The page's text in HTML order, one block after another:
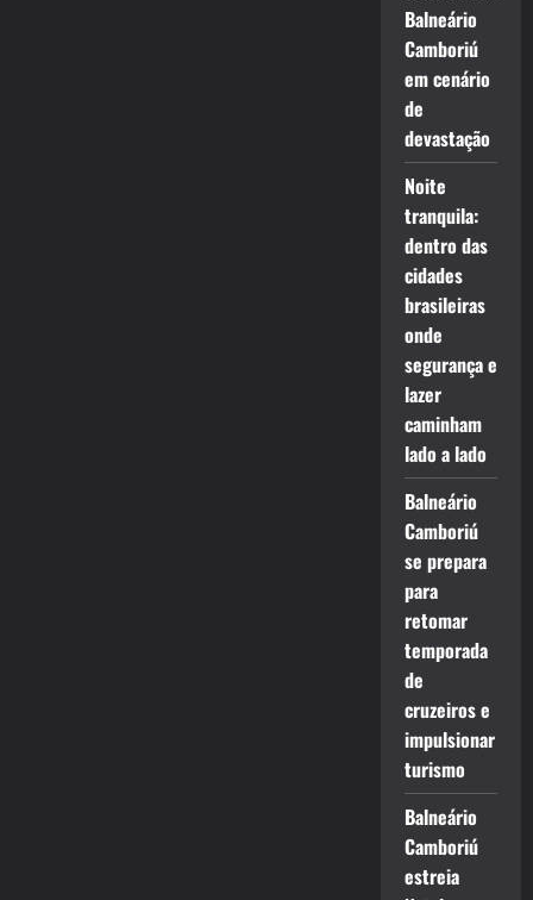
Balneário
Camboriú
em cenário
de
devastação
Noite
tranquila:
dentro das
cidades
brasileiras
onde
segurança e
lazer
caminham
lado a lado
Balneário
Camboriú
se prepara
para
retomar
temporada
de
cruzeiros e
impulsionar
turismo
Balneário
Camboriú
estreia